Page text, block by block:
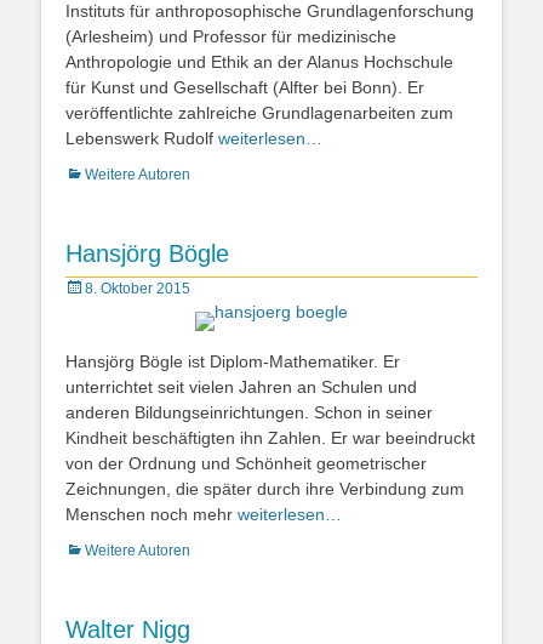
Instituts für anthroposophische Grundlagenforschung
(Arlesheim) und Professor für medizinische
Anthropologie und Ethik an der Alanus Hochschule
für Kunst und Gesellschaft (Alfter bei Bonn). Er
veröffentlichte zahlreiche Grundlagenarbeiten zum
Lebenswerk Rudolf weiterlesen…
Kategorien
Weitere Autoren
Hansjörg Bögle
Posted
8. Oktober 2015
Hansjörg Bögle ist Diplom-Mathematiker. Er
unterrichtet seit vielen Jahren an Schulen und
anderen Bildungseinrichtungen. Schon in seiner
Kindheit beschäftigten ihn Zahlen. Er war beeindruckt
von der Ordnung und Schönheit geometrischer
Zeichnungen, die später durch ihre Verbindung zum
Menschen noch mehr weiterlesen…
Kategorien
Weitere Autoren
Walter Nigg